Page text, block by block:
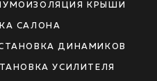
КРЫШИ
САЛОНА
ДИНАМИКОВ
УСИЛИТЕЛЯ